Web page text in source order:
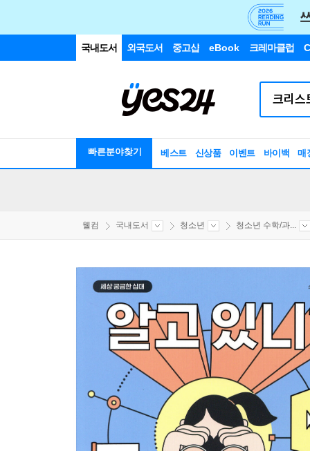
국내도서 외국도서 중고샵 eBook 크레마클럽
빠른분야찾기 베스트 신상품 이벤트 바이백 매
웰컴 국내도서 청소년 청소년 수학/과...